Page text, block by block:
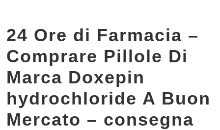
24 Ore di Farmacia –
Comprare Pillole Di
Marca Doxepin
hydrochloride A Buon
Mercato – consegna